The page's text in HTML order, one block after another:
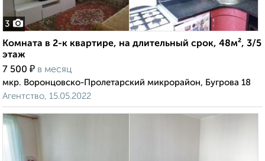
3
Комната в 2-к квартире, на длительный срок, 48м², 3/5
этаж
7 500 ₽ в месяц
мкр. Воронцовско-Пролетарский микрорайон, Бугрова 18
Агентство, 15.05.2022